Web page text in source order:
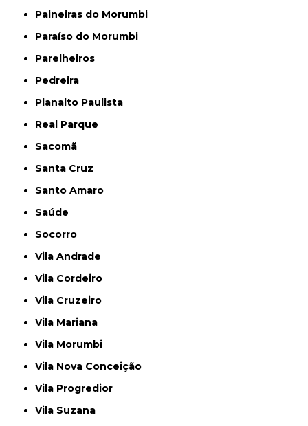
Paineiras do Morumbi
Paraíso do Morumbi
Parelheiros
Pedreira
Planalto Paulista
Real Parque
Sacomã
Santa Cruz
Santo Amaro
Saúde
Socorro
Vila Andrade
Vila Cordeiro
Vila Cruzeiro
Vila Mariana
Vila Morumbi
Vila Nova Conceição
Vila Progredior
Vila Suzana